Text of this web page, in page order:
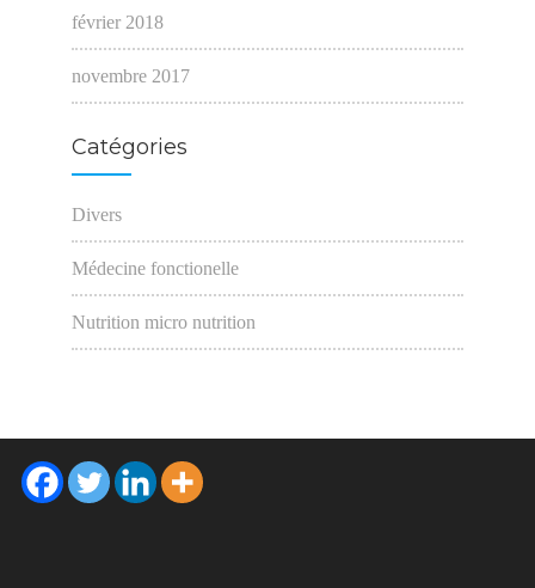
février 2018
novembre 2017
Catégories
Divers
Médecine fonctionelle
Nutrition micro nutrition